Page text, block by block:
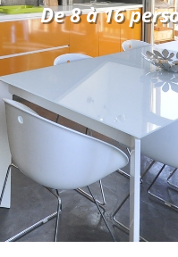
De 8 à 16